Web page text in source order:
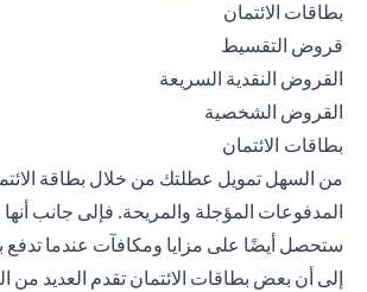
بطاقات الائتمان
قروض التقسيط
القروض النقدية السريعة
القروض الشخصية
بطاقات الائتمان
من السهل تمويل عطلتك من خلال بطاقة
المدفوعات المؤجلة والمريحة. فإلى جانب
ستحصل أيضًا على مزايا ومكافآت عندما تدفع
إلى أن بعض بطاقات الائتمان تقدم العديد من